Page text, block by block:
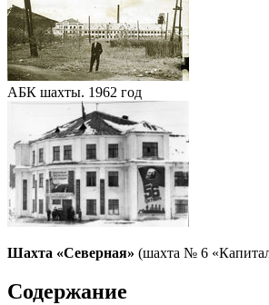
АБК шахты. 1962 год
Шахта «Северная» (шахта № 6
Содержание